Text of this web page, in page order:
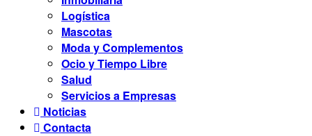
Logística
Mascotas
Moda y Complementos
Ocio y Tiempo Libre
Salud
Servicios a Empresas
Noticias
Contacta